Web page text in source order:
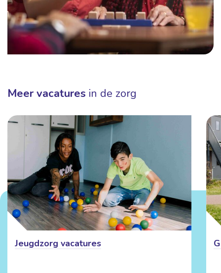
Meer vacatures in de zorg
Jeugdzorg vacatures